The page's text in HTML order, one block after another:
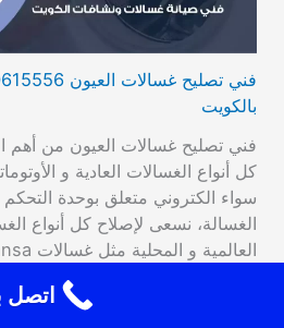
بالكويت
فني تصليح غسالات العيون من أهم
كل أنواع الغسالات العادية و
سواء الكتروني متعلق بوحدة
الغسالة، نسعى لإصلاح كل أنواع
يعالج فني تصليح غسالات أتوماتيك
اتصل